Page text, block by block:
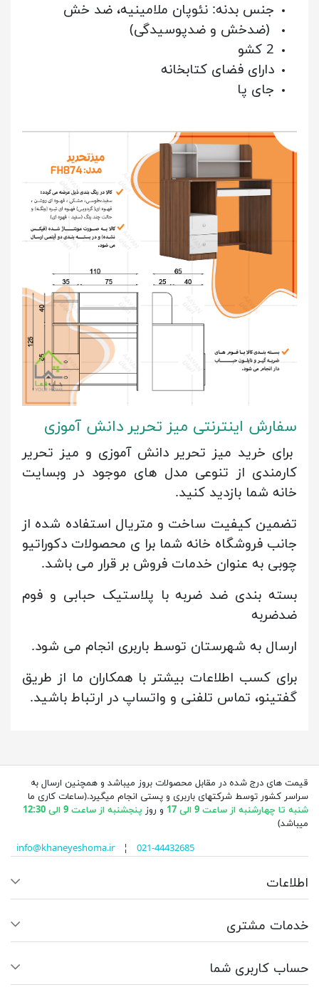
جنس بدنه: نئوپان ملامینیه، ضد خش
(ضدخش و ضدپوسیدگی)
2 کشو
دارای فضای کتابخانه
جای پا
سفارش اینترنتی میز تحریر دانش آموزی
برای خرید میز تحریر دانش آموزی و میز تحریر
کارمندی از تنوعی مدل های موجود در وبسایت
خانه شما بازدید کنید.
تضمین کیفیت ساخت و متریال استفاده شده از
جانب فروشگاه خانه شما برا ی محصولات دکوراتیو
چوبی به عنوان خدمات فروش بر قرار می باشد.
بسته بندی ضد ضربه با پلاستیک حبابی و فوم
ضدضربه
ارسال به شهرستان توسط باربری انجام می شود.
برای کسب اطلاعات بیشتر با همکاران ما از طریق
گفتینو، تماس تلفنی و واتساپ در ارتباط باشید.
قیمت های درج شده در مقابل محصولات بروز میباشد و همچنین ارسال به
سراسر کشور توسط شرکتهای باربری و پستی انجام میگیرد.(ساعات کاری ما
شنبه تا چهارشنبه از ساعت 9 الی 17
و روز پنجشنبه از ساعت 9 الی 12:30
میباشد)
info@khaneyeshoma.ir¦ 021-44432685
اطلاعات
خدمات مشتری
حساب کاربری شما